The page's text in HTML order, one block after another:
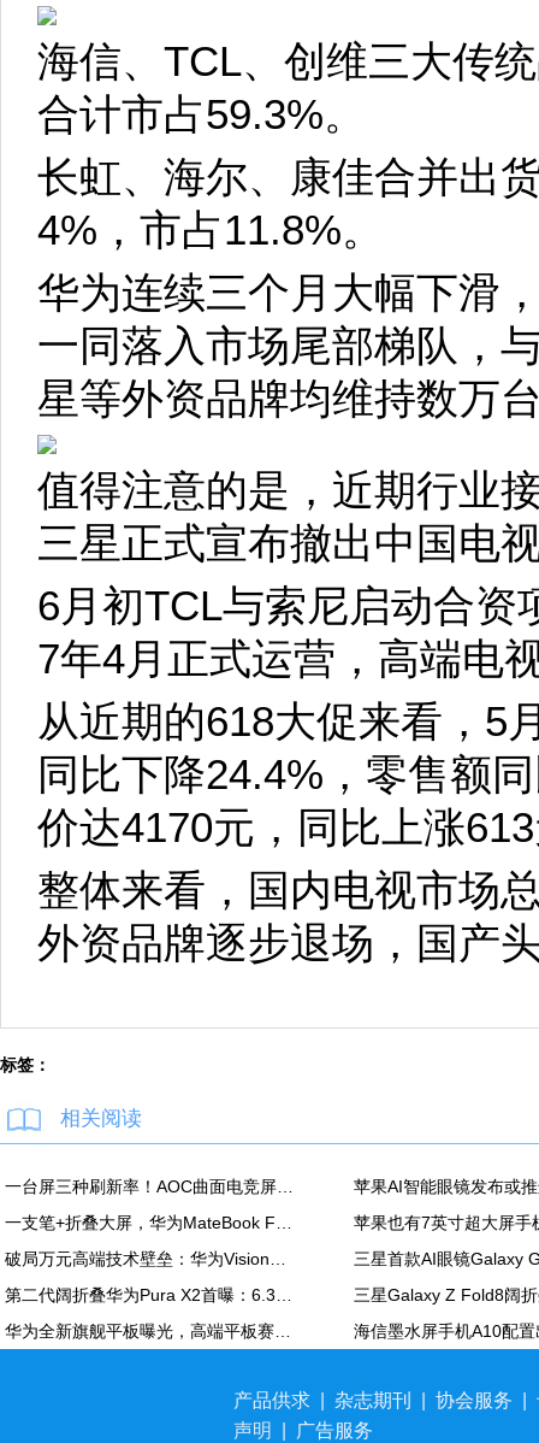
海信、TCL、创维三大传
合计市占59.3%。
长虹、海尔、康佳合并出
4%，市占11.8%。
华为连续三个月大幅下滑
一同落入市场尾部梯队，
星等外资品牌均维持数万
值得注意的是，近期行业
三星正式宣布撤出中国电
6月初TCL与索尼启动合资
7年4月正式运营，高端电
从近期的618大促来看，5
同比下降24.4%，零售额
价达4170元，同比上涨
整体来看，国内电视市场
外资品牌逐步退场，国产
标签：
相关阅读
产品供求 杂志期刊 协会服务
声明
广告服务